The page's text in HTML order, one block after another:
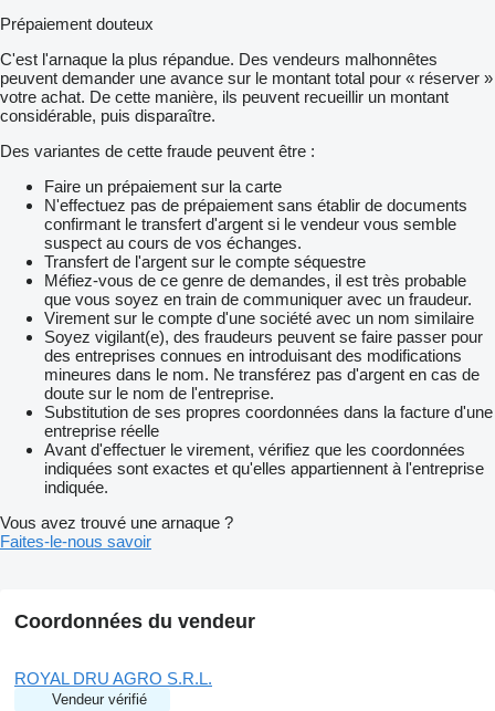
Prépaiement douteux
C'est l'arnaque la plus répandue. Des vendeurs malhonnêtes
peuvent demander une avance sur le montant total pour « réserver »
votre achat. De cette manière, ils peuvent recueillir un montant
considérable, puis disparaître.
Des variantes de cette fraude peuvent être :
Faire un prépaiement sur la carte
N'effectuez pas de prépaiement sans établir de documents
confirmant le transfert d'argent si le vendeur vous semble
suspect au cours de vos échanges.
Transfert de l'argent sur le compte séquestre
Méfiez-vous de ce genre de demandes, il est très probable
que vous soyez en train de communiquer avec un fraudeur.
Virement sur le compte d'une société avec un nom similaire
Soyez vigilant(e), des fraudeurs peuvent se faire passer pour
des entreprises connues en introduisant des modifications
mineures dans le nom. Ne transférez pas d'argent en cas de
doute sur le nom de l'entreprise.
Substitution de ses propres coordonnées dans la facture d'une
entreprise réelle
Avant d'effectuer le virement, vérifiez que les coordonnées
indiquées sont exactes et qu'elles appartiennent à l'entreprise
indiquée.
Vous avez trouvé une arnaque ?
Faites-le-nous savoir
Coordonnées du vendeur
ROYAL DRU AGRO S.R.L.
Vendeur vérifié